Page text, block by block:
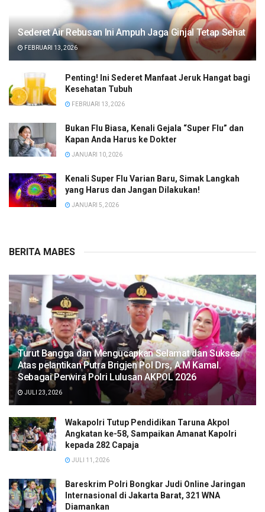
Sederet Air Rebusan Ini Ampuh Jaga Ginjal Tetap Sehat
FEBRUARI 13, 2026
Penting! Ini Sederet Manfaat Jeruk Hangat bagi
Kesehatan Tubuh
FEBRUARI 13, 2026
Bukan Flu Biasa, Kenali Gejala “Super Flu” dan
Kapan Anda Harus ke Dokter
JANUARI 10, 2026
Kenali Super Flu Varian Baru, Simak Langkah
yang Harus dan Jangan Dilakukan!
JANUARI 5, 2026
BERITA MABES
Turut Bangga dan Mengucapkan Selamat dan Sukses
Atas pelantikan Putra Brigjen Pol Drs, A.M Kamal.
Sebagai Perwira Polri Lulusan AKPOL 2026
JULI 23, 2026
Wakapolri Tutup Pendidikan Taruna Akpol
Angkatan ke-58, Sampaikan Amanat Kapolri
kepada 282 Capaja
JULI 11, 2026
Bareskrim Polri Bongkar Judi Online Jaringan
Internasional di Jakarta Barat, 321 WNA
Diamankan